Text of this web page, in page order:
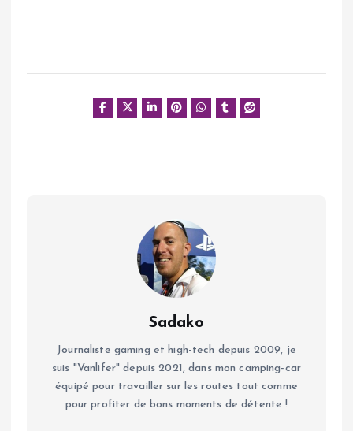
Sadako
Journaliste gaming et high-tech depuis 2009, je
suis "Vanlifer" depuis 2021, dans mon camping-car
équipé pour travailler sur les routes tout comme
pour profiter de bons moments de détente !